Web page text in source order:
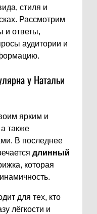
стиля и
Рассмотрим
и ответы,
аудитории и
у Натальи
ярким и
также
В последнее
длинный
которая
для тех, кто
лёгкости и